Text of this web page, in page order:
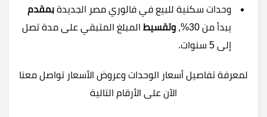
وحدات سكنية للبيع في فالوري مصر الجديدة بمقدم
يبدأ من
، وتقسيط المبلغ المتبقي على مدة تصل
إلى
سنوات.
لمعرفة تفاصيل أسعار الوحدات وعروض الأسعار تواصل معنا
الآن على الأرقام التالية